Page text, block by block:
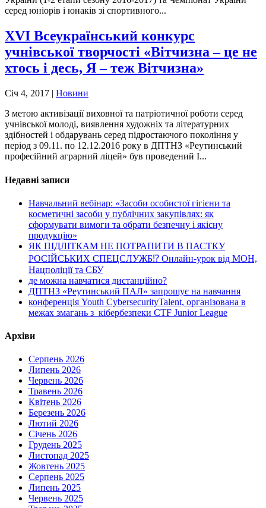
серед юніорів і юнаків зі спортивного...
ХVІ Всеукраїнський конкурс
учнівської творчості «Вітчизна – це не
хтось і десь, Я – теж Вітчизна»
Січ 4, 2017 | Новини
З метою активізації виховної та патріотичної роботи серед
учнівської молоді, виявлення художніх та літературних
здібностей і обдарувань серед підростаючого покоління у
період з 09.11. по 12.12.2016 року в ДПТНЗ «Реутинський
професійний аграрний ліцей» був проведений І...
Недавні записи
Навчальний вебінар: «Засоби особистої гігієни та
косметичні засоби у публічних закупівлях: як
сформувати вимоги та обрати безпечну і якісну
продукцію»
ЯК ПІДЛІТКАМ НЕ ПОТРАПИТИ В ПАСТКУ
РОСІЙСЬКИХ СПЕЦСЛУЖБ⁉️ Онлайн-урок від МОН,
Нацполіції та СБУ
де можна навчатися дистанційно?
ДПТНЗ «Реутинський ПАЛ» запрошує на навчання
конференція Youth CybersecurityTalent, організована в
межах змагань з кібербезпеки CTF Junior League
Архіви
Серпень 2026
Липень 2026
Червень 2026
Травень 2026
Квітень 2026
Березень 2026
Лютий 2026
Січень 2026
Грудень 2025
Листопад 2025
Жовтень 2025
Серпень 2025
Липень 2025
Червень 2025